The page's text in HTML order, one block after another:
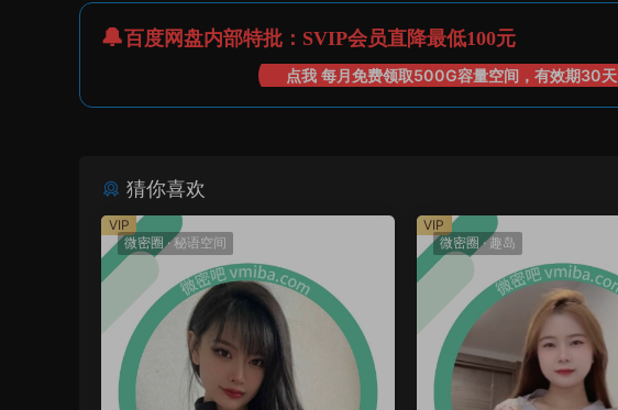
百度网盘内部特批：SVIP会员直降最低100元
点我 每月免费领取500G容量空间，有效期30天
猜你喜欢
微密圈·秘语空间
VIP
微密圈·趣岛
VIP